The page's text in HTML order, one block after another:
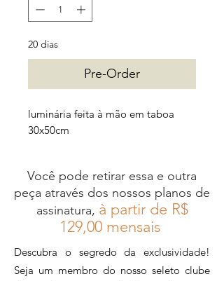
20 dias
Pre-Order
luminária feita à mão em taboa
30x50cm
Você pode retirar essa e outra
peça através dos nossos planos de
assinatura, à partir de R$
129,00 mensais
Descubra o segredo da exclusividade!
Seja um membro do nosso seleto clube